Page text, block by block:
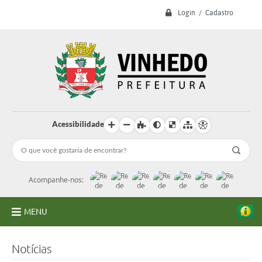
Login / Cadastro
Acessibilidade
Acompanhe-nos:
MENU
Notícias